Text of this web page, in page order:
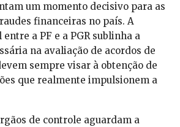
um momento decisivo para as
financeiras no país. A
a PF e a PGR sublinha a
na avaliação de acordos de
sempre visar à obtenção de
que realmente impulsionem a
de controle aguardam a